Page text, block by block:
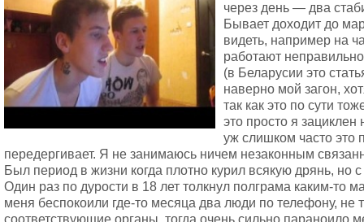
через день — два
Бывает доходит до
видеть, например на
работают
(в Беларусии это
наверно мой загон,
так как это по сути
это просто я зациклен
уж слишком часто это
передергивает. Я не занимаюсь ничем незаконным
Был период в жизни когда плотно курил всякую дрянь, но
Один раз по дурости в 18 лет толкнул полграма каким-то
меня беспокоили где-то месяца два люди по телефону, не
соответствующие органы, тогда очень сильно параноило